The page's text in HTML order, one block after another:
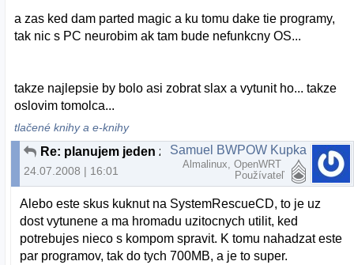
a zas ked dam parted magic a ku tomu dake tie programy,
tak nic s PC neurobim ak tam bude nefunkcny OS...
takze najlepsie by bolo asi zobrat slax a vytunit ho... takze
oslovim tomolca...
tlačené knihy a e-knihy
Re: planujem jeden zaujimavy projekt...
24.07.2008 | 16:01
Samuel BWPOW Kupka
Almalinux, OpenWRT
Používateľ
Alebo este skus kuknut na SystemRescueCD, to je uz
dost vytunene a ma hromadu uzitocnych utilit, ked
potrebujes nieco s kompom spravit. K tomu nahadzat este
par programov, tak do tych 700MB, a je to super.